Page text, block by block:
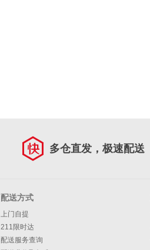
多仓直发，极速配送
配送方式
上门自提
211限时达
配送服务查询